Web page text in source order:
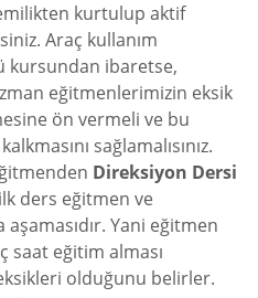
kurtulup aktif
Araç kullanım
kursundan ibaretse,
eğitmenlerimizin eksik
ön vermeli ve bu
sağlamalısınız.
Direksiyon Dersi
ders eğitmen ve
Yani eğitmen
saat eğitim alması
olduğunu belirler.